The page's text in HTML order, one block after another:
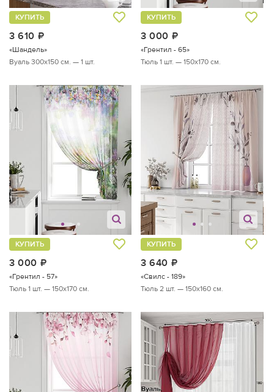
3 610
КУПИТЬ
«Шандель»
Вуаль 300х150 см. — 1 шт.
3 000
КУПИТЬ
«Грентил - 65»
Тюль 1 шт. — 150х170 см.
3 000
КУПИТЬ
«Грентил - 57»
Тюль 1 шт. — 150х170 см.
3 640
КУПИТЬ
«Свилс - 189»
Тюль 2 шт. — 150х160 см.